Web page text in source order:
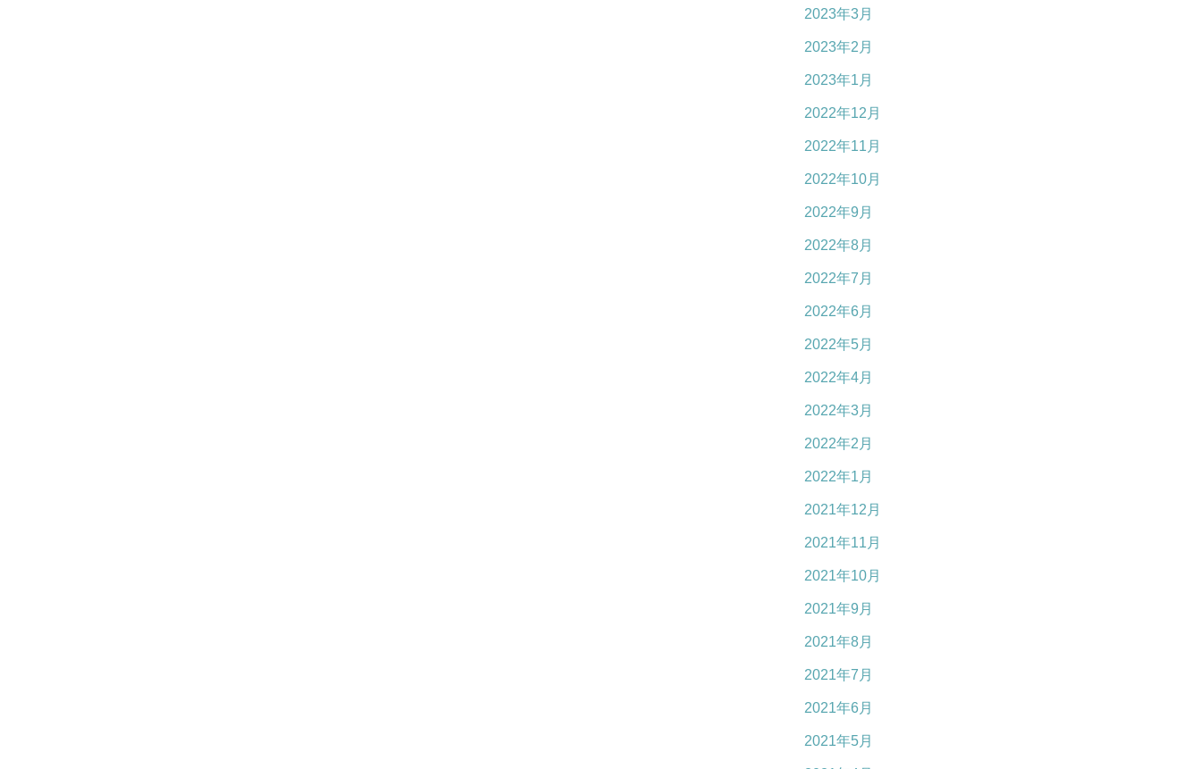
2023年3月
2023年2月
2023年1月
2022年12月
2022年11月
2022年10月
2022年9月
2022年8月
2022年7月
2022年6月
2022年5月
2022年4月
2022年3月
2022年2月
2022年1月
2021年12月
2021年11月
2021年10月
2021年9月
2021年8月
2021年7月
2021年6月
2021年5月